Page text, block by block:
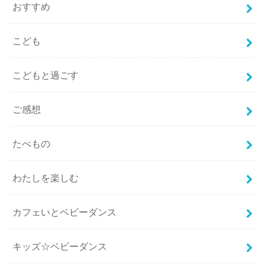
おすすめ
こども
こどもと過ごす
ご感想
たべもの
わたしを楽しむ
カフェいとベビーダンス
キッズ☆ベビーダンス